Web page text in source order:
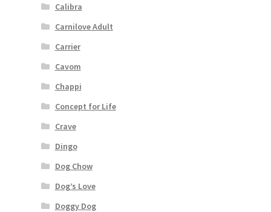
Calibra
Carnilove Adult
Carrier
Cavom
Chappi
Concept for Life
Crave
Dingo
Dog Chow
Dog’s Love
Doggy Dog